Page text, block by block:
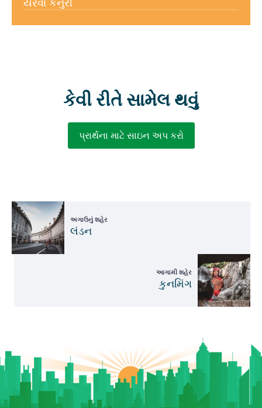
યરવા કનુરી
કેવી રીતે સામેલ થવું
પ્રાર્થના માટે સાઇન અપ કરો
અગાઉનું શહેર
લંડન
આગામી શહેર
કુનમિંગ